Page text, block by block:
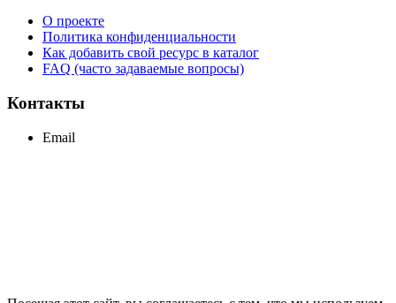
О проекте
Политика конфиденциальности
Как добавить свой ресурс в каталог
FAQ (часто задаваемые вопросы)
Контакты
Email